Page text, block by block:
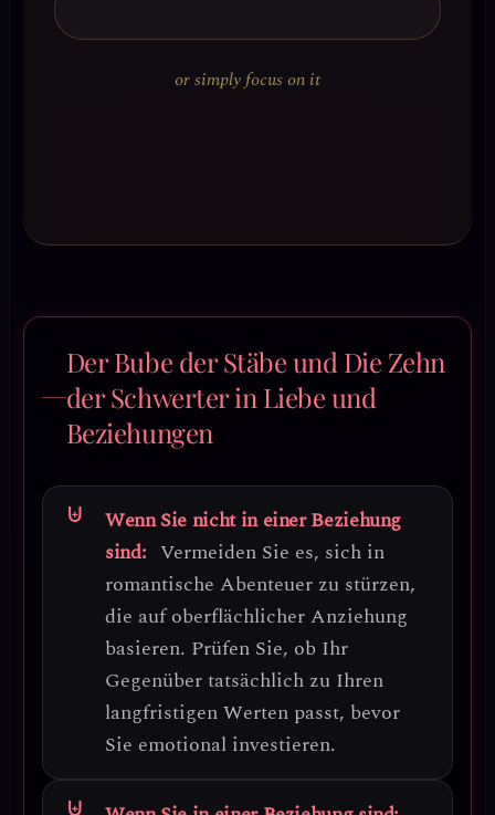
or simply focus on it
Der Bube der Stäbe und Die Zehn
der Schwerter in Liebe und
Beziehungen
Wenn Sie nicht in einer Beziehung
sind: Vermeiden Sie es, sich in
romantische Abenteuer zu stürzen,
die auf oberflächlicher Anziehung
basieren. Prüfen Sie, ob Ihr
Gegenüber tatsächlich zu Ihren
langfristigen Werten passt, bevor
Sie emotional investieren.